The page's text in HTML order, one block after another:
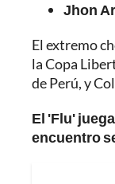
Jhon
El extremo
la Copa
de Perú, y
El 'Flu'
encuentro